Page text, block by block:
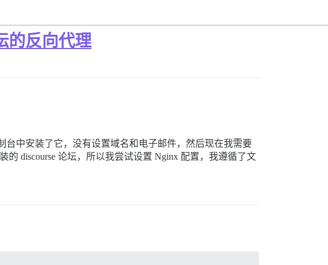
的反向代理
台中安装了它，没有设置域名和电子邮件，然后现在我需要
discourse 论坛，所以我尝试设置 Nginx 配置，我遵循了文